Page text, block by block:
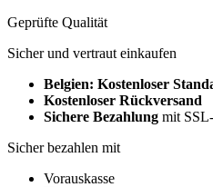
Geprüfte Qualität
Sicher und vertraut einkaufen
Belgien: Kostenloser
Kostenloser Rückversand
Sichere Bezahlung mit
Sicher bezahlen mit
Vorauskasse